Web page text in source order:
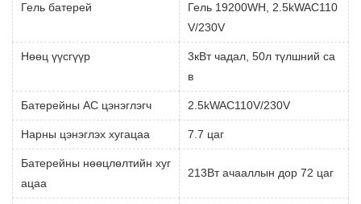
Гель батерей
Гель 19200WH, 2.5kWAC110
V/230V
Нөөц үүсгүүр
3кВт чадал, 50л түлшний са
в
Батерейны AC цэнэглэгч 2.5kWAC110V/230V
Нарны цэнэглэх хугацаа 7.7 цаг
Батерейны нөөцлөлтийн хуг
ацаа
213Вт ачааллын дор 72 цаг